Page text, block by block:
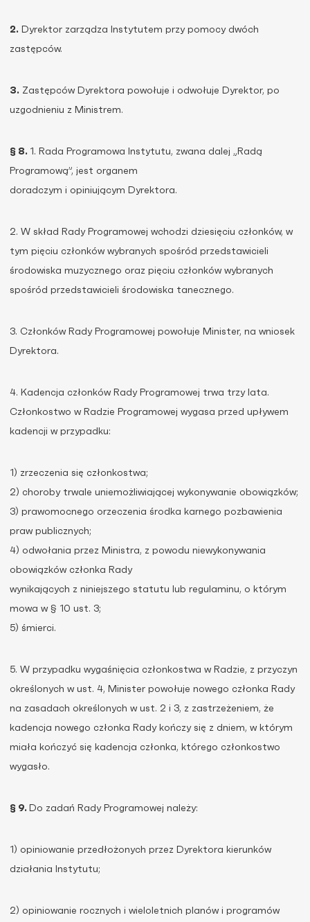
2. Dyrektor zarządza Instytutem przy pomocy dwóch
zastępców.
3. Zastępców Dyrektora powołuje i odwołuje Dyrektor, po
uzgodnieniu z Ministrem.
§ 8. 1. Rada Programowa Instytutu, zwana dalej „Radą
Programową”, jest organem
doradczym i opiniującym Dyrektora.
2. W skład Rady Programowej wchodzi dziesięciu członków, w
tym pięciu członków wybranych spośród przedstawicieli
środowiska muzycznego oraz pięciu członków wybranych
spośród przedstawicieli środowiska tanecznego.
3. Członków Rady Programowej powołuje Minister, na wniosek
Dyrektora.
4. Kadencja członków Rady Programowej trwa trzy lata.
Członkostwo w Radzie Programowej wygasa przed upływem
kadencji w przypadku:
1) zrzeczenia się członkostwa;
2) choroby trwale uniemożliwiającej wykonywanie obowiązków;
3) prawomocnego orzeczenia środka karnego pozbawienia
praw publicznych;
4) odwołania przez Ministra, z powodu niewykonywania
obowiązków członka Rady
wynikających z niniejszego statutu lub regulaminu, o którym
mowa w § 10 ust. 3;
5) śmierci.
5. W przypadku wygaśnięcia członkostwa w Radzie, z przyczyn
określonych w ust. 4, Minister powołuje nowego członka Rady
na zasadach określonych w ust. 2 i 3, z zastrzeżeniem, że
kadencja nowego członka Rady kończy się z dniem, w którym
miała kończyć się kadencja członka, którego członkostwo
wygasło.
§ 9. Do zadań Rady Programowej należy:
1) opiniowanie przedłożonych przez Dyrektora kierunków
działania Instytutu;
2) opiniowanie rocznych i wieloletnich planów i programów